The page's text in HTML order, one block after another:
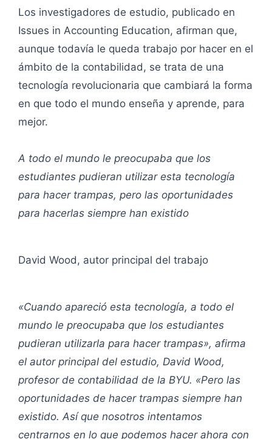
Los investigadores de estudio, publicado en
Issues in Accounting Education, afirman que,
aunque todavía le queda trabajo por hacer en el
ámbito de la contabilidad, se trata de una
tecnología revolucionaria que cambiará la forma
en que todo el mundo enseña y aprende, para
mejor.
A todo el mundo le preocupaba que los
estudiantes pudieran utilizar esta tecnología
para hacer trampas, pero las oportunidades
para hacerlas siempre han existido
David Wood, autor principal del trabajo
«Cuando apareció esta tecnología, a todo el
mundo le preocupaba que los estudiantes
pudieran utilizarla para hacer trampas», afirma
el autor principal del estudio, David Wood,
profesor de contabilidad de la BYU. «Pero las
oportunidades de hacer trampas siempre han
existido. Así que nosotros intentamos
centrarnos en lo que podemos hacer ahora con